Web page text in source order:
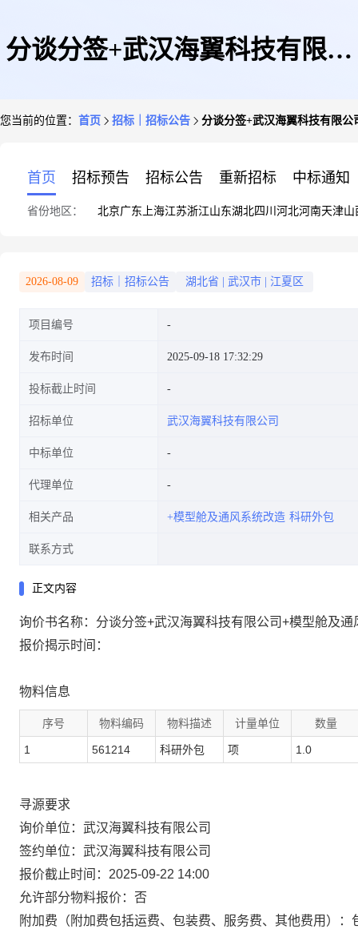
分谈分签+武汉海翼科技有限公
您当前的位置： 首页 招标｜招标公告 分谈分签+武汉海翼科技有限
首页 招标预告 招标公告 重新招标 中标通知
省份地区： 北京广东 上海江苏浙江山东湖北四川 河北河南天津山
2026-08-09 招标｜招标公告 湖北省 武汉市 江夏区
项目编号
发布时间 2025-09-18 17:32:29
投标截止时间
招标单位 武汉海翼科技有限公司
中标单位
代理单位
相关产品 +模型舱及通风系统改造 科研外包
联系方式
正文内容
询价书名称：分谈分签+武汉海翼科技有限公司+模型舱及
报价揭示时间：
物料信息
序号 物料编码 物料描述 计量单位 数量
1 561214 科研外包 项 1.0
寻源要求
询价单位：武汉海翼科技有限公司
签约单位：武汉海翼科技有限公司
报价截止时间：2025-09-22 14:00
允许部分物料报价：否
附加费（附加费包括运费、包装费、服务费、其他费用）：